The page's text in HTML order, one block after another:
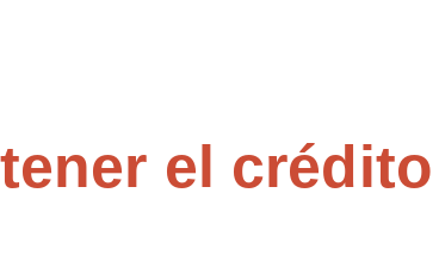
el crédito